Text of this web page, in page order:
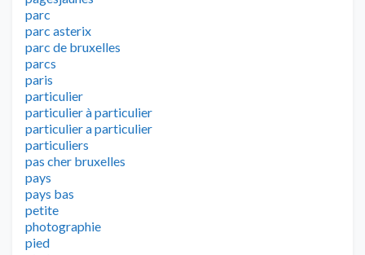
parc
parc asterix
parc de bruxelles
parcs
paris
particulier
particulier à particulier
particulier a particulier
particuliers
pas cher bruxelles
pays
pays bas
petite
photographie
pied